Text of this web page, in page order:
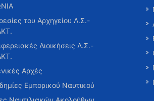
του Αρχηγείου Λ.Σ.-
Διοικήσεις Λ.Σ.-
Αρχές
Εμπορικού Ναυτικού